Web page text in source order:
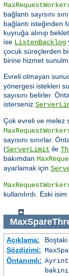
bağlantı sayısını
bağlantı isteğinden
kuyruğa alınıp
ise ListenBacklog
çocuk süreçlerden
birine hizmet
Evreli olmayan
yönergesi istekleri
sayısını belirler.
isterseniz
Çok evreli ve melez
sayısını sınırlar.
(ServerLimit ile
bakımdan
ayarlamak için
kullanılırdı. Eski
Açıklama:
Boştaki
Sözdizimi:
Öntanımlı: